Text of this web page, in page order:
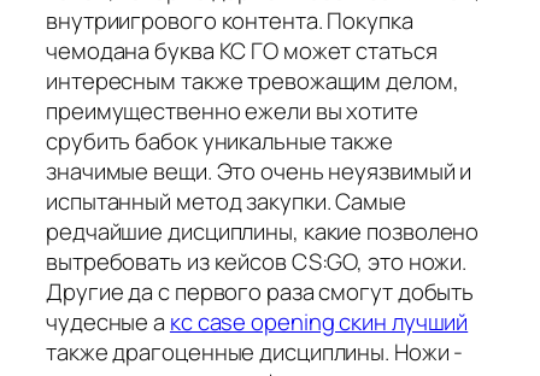
внутриигрового контента. Покупка
чемодана буква КС ГО может статься
интересным также тревожащим делом,
преимущественно ежели вы хотите
срубить бабок уникальные также
значимые вещи. Это очень неуязвимый и
испытанный метод закупки. Самые
редчайшие дисциплины, какие позволено
вытребовать из кейсов CS:GO, это ножи.
Другие да с первого раза смогут добыть
чудесные а кс case opening скин лучший
также драгоценные дисциплины. Ножи -